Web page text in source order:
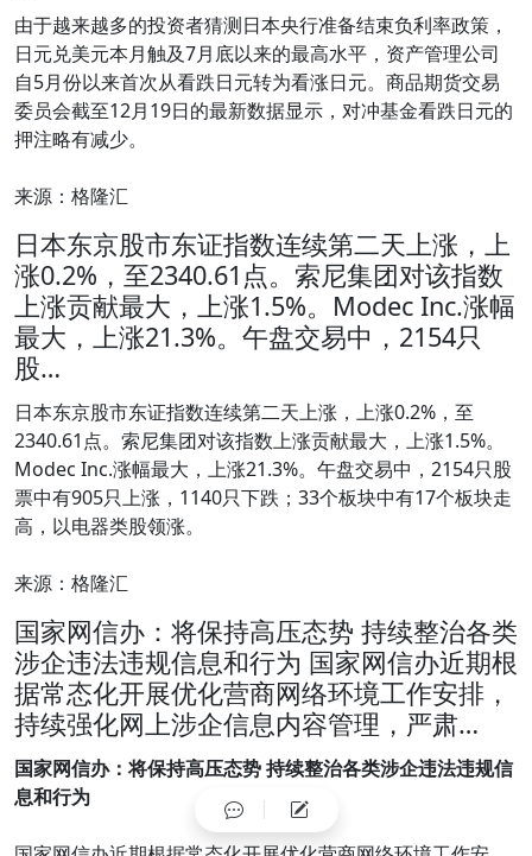
由于越来越多的投资者猜测日本央行准备结束负利率政策，
日元兑美元本月触及7月底以来的最高水平，资产管理公司
自5月份以来首次从看跌日元转为看涨日元。商品期货交易
委员会截至12月19日的最新数据显示，对冲基金看跌日元的
押注略有减少。
来源：格隆汇
日本东京股市东证指数连续第二天上涨，上
涨0.2%，至2340.61点。索尼集团对该指数
上涨贡献最大，上涨1.5%。Modec Inc.涨幅
最大，上涨21.3%。午盘交易中，2154只
股…
日本东京股市东证指数连续第二天上涨，上涨0.2%，至
2340.61点。索尼集团对该指数上涨贡献最大，上涨1.5%。
Modec Inc.涨幅最大，上涨21.3%。午盘交易中，2154只股
票中有905只上涨，1140只下跌；33个板块中有17个板块走
高，以电器类股领涨。
来源：格隆汇
国家网信办：将保持高压态势 持续整治各类
涉企违法违规信息和行为 国家网信办近期根
据常态化开展优化营商网络环境工作安排，
持续强化网上涉企信息内容管理，严肃…
国家网信办：将保持高压态势 持续整治各类涉企违法违规信
息和行为